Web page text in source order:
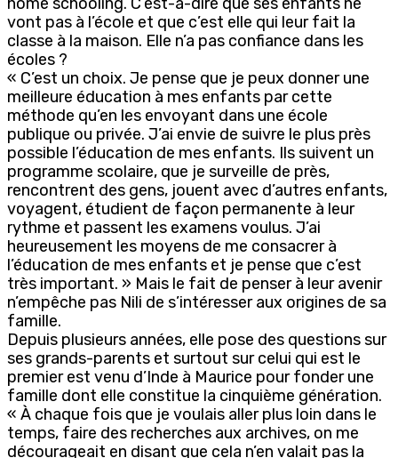
vont pas à l’école et que c’est elle qui leur fait la
classe à la maison. Elle n’a pas confiance dans les
écoles ?
« C’est un choix. Je pense que je peux donner une
meilleure éducation à mes enfants par cette
méthode qu’en les envoyant dans une école
publique ou privée. J’ai envie de suivre le plus près
possible l’éducation de mes enfants. Ils suivent un
programme scolaire, que je surveille de près,
rencontrent des gens, jouent avec d’autres enfants,
voyagent, étudient de façon permanente à leur
rythme et passent les examens voulus. J’ai
heureusement les moyens de me consacrer à
l’éducation de mes enfants et je pense que c’est
très important. » Mais le fait de penser à leur avenir
n’empêche pas Nili de s’intéresser aux origines de sa
famille.
Depuis plusieurs années, elle pose des questions sur
ses grands-parents et surtout sur celui qui est le
premier est venu d’Inde à Maurice pour fonder une
famille dont elle constitue la cinquième génération.
« À chaque fois que je voulais aller plus loin dans le
temps, faire des recherches aux archives, on me
décourageait en disant que cela n’en valait pas la